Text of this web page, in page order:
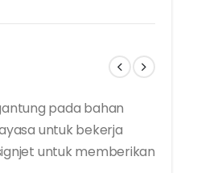
pada bahan
untuk bekerja
untuk memberikan